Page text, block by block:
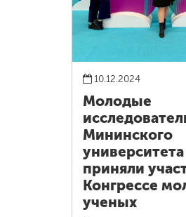
10.12.2024
Молодые
Мининского
университета
приняли
Конгрессе
ученых